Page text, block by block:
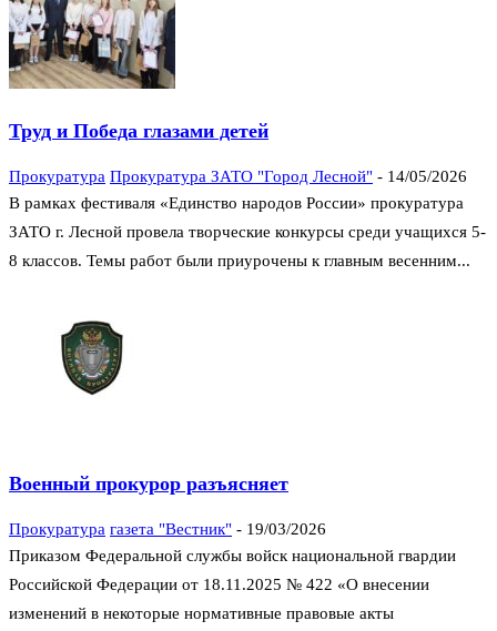
Труд и Победа глазами детей
Прокуратура Прокуратура ЗАТО "Город Лесной" - 14/05/2026
В рамках фестиваля «Единство народов России» прокуратура
ЗАТО г. Лесной провела творческие конкурсы среди учащихся 5-
8 классов. Темы работ были приурочены к главным весенним...
Военный прокурор разъясняет
Прокуратура газета "Вестник" - 19/03/2026
Приказом Федеральной службы войск национальной гвардии
Российской Федерации от 18.11.2025 № 422 «О внесении
изменений в некоторые нормативные правовые акты